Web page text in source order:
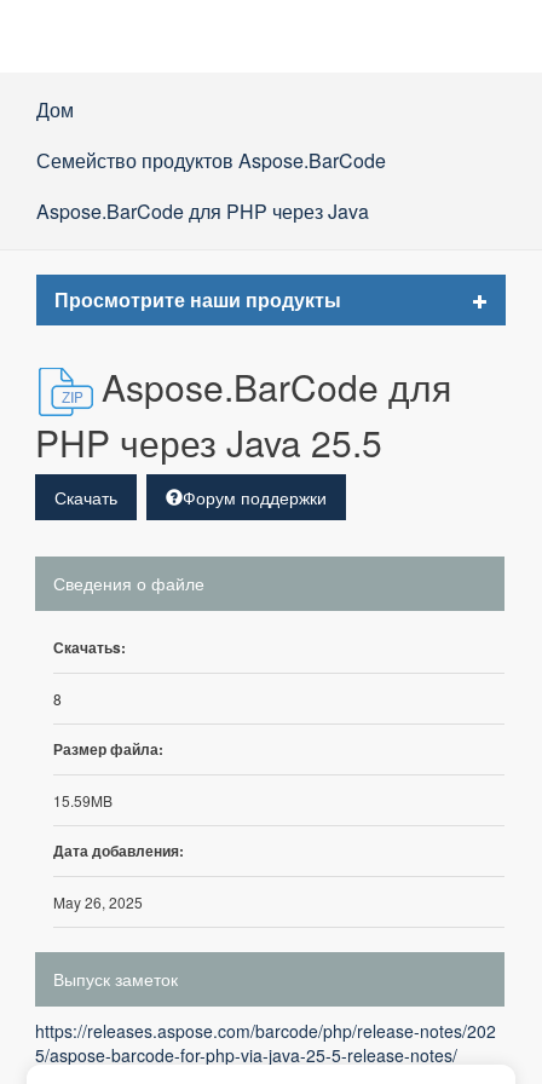
Дом
Семейство продуктов Aspose.BarCode
Aspose.BarCode для PHP через Java
Просмотрите наши продукты
Toggle
Aspose.BarCode для
PHP через Java 25.5
Скачать Форум поддержки
Сведения о файле
Скачатьs:
8
Размер файла:
15.59MB
Дата добавления:
May 26, 2025
Выпуск заметок
https://releases.aspose.com/barcode/php/release-notes/202
5/aspose-barcode-for-php-via-java-25-5-release-notes/